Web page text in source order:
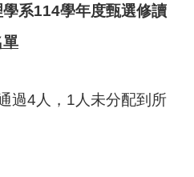
系114學年度甄選修讀
單
過4人，1人未分配到所